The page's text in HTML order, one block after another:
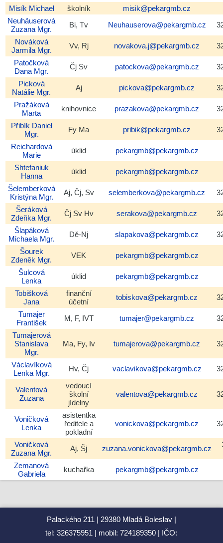
Misík Michael školník
misik@pekargmb.cz
Neuhäuserová
Zuzana Mgr.
Bi, Tv Neuhauserova@pekargmb.cz
Nováková
Jarmila Mgr.
Vv, Rj novakova.j@pekargmb.cz
Patočková
Dana Mgr.
Čj Sv patockova@pekargmb.cz
Picková
Natálie Mgr.
Aj pickova@pekargmb.cz
Pražáková
Marta
knihovnice prazakova@pekargmb.cz
Přibík Daniel
Mgr.
Fy Ma pribik@pekargmb.cz
Reichardová
Marie
úklid
pekargmb@pekargmb.cz
Shtefaniuk
Hanna
úklid
pekargmb@pekargmb.cz
Šelemberková
Kristýna Mgr.
Aj, Čj, Sv selemberkova@pekargmb.cz
Šeráková
Zdeňka Mgr.
Čj Sv Hv serakova@pekargmb.cz
Šlapáková
Michaela Mgr.
Dě-Nj slapakova@pekargmb.cz
Šourek
Zdeněk Mgr.
VEK
pekargmb@pekargmb.cz
Šulcová
Lenka
úklid
pekargmb@pekargmb.cz
Tobišková
Jana
finanční
účetní
tobiskova@pekargmb.cz
Tumajer
František
M, F, IVT tumajer@pekargmb.cz
Tumajerová
Stanislava
Mgr.
Ma, Fy, Iv tumajerova@pekargmb.cz
Václavíková
Lenka Mgr.
Hv, Čj vaclavikova@pekargmb.cz
Valentová
Zuzana
vedoucí
školní
jídelny
valentova@pekargmb.cz
Voničková
Lenka
asistentka
ředitele a
pokladní
vonickova@pekargmb.cz
Voničková
Zuzana Mgr.
Aj, Šj zuzana.vonickova@pekargmb.cz
Zemanová
Gabriela
kuchařka pekargmb@pekargmb.cz
Palackého 211
29380 Mladá Boleslav
tel: 326375951
mobil: 724189350
IČO: